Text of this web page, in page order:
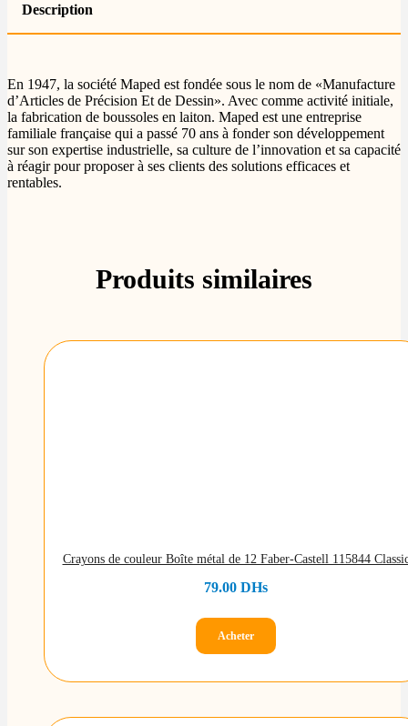
Description
En 1947, la société Maped est fondée sous le nom de «Manufacture
d’Articles de Précision Et de Dessin». Avec comme activité initiale,
la fabrication de boussoles en laiton. Maped est une entreprise
familiale française qui a passé 70 ans à fonder son développement
sur son expertise industrielle, sa culture de l’innovation et sa capacité
à réagir pour proposer à ses clients des solutions efficaces et
rentables.
Produits similaires
Crayons de couleur Boîte métal de 12 Faber-Castell 115844
79.00 DHs
Acheter